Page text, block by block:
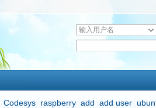
U
s
e
n
m
Codesys raspberry add add user